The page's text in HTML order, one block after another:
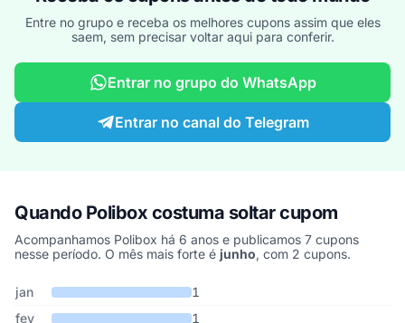
Entre no grupo e receba os melhores cupons assim que eles
saem, sem precisar voltar aqui para conferir.
Entrar no grupo do WhatsApp
Entrar no canal do Telegram
Quando Polibox costuma soltar cupom
Acompanhamos Polibox há 6 anos e publicamos 7 cupons
nesse período. O mês mais forte é junho, com 2 cupons.
Cupons de Polibox publicados por mês, somando os últimos 6
Mês Cupons publicadosDesconto médio
jan
1
fev
1